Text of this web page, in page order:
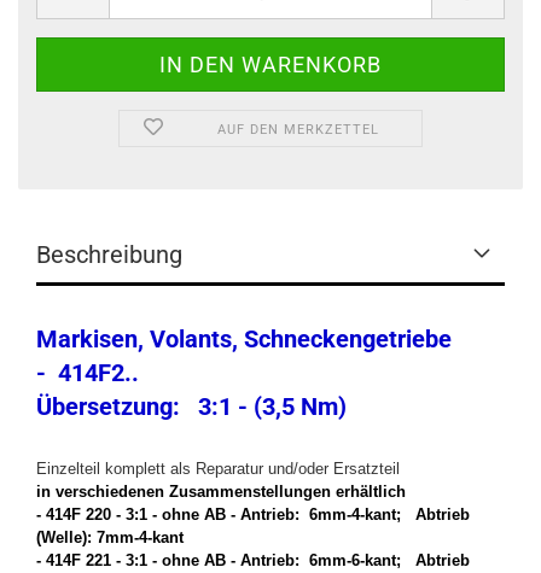
AUF DEN MERKZETTEL
Beschreibung
Markisen, Volants, Schneckengetriebe
- 414F2..
Übersetzung: 3:1 - (3,5 Nm)
Einzelteil komplett als Reparatur und/oder Ersatzteil
in verschiedenen Zusammenstellungen erhältlich
- 414F 220 - 3:1 - ohne AB - Antrieb: 6mm-4-kant; Abtrieb
(Welle): 7mm-4-kant
- 414F 221 - 3:1 - ohne AB - Antrieb: 6mm-6-kant; Abtrieb